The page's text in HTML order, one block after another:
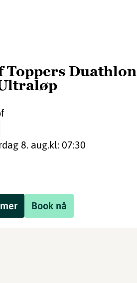
Toppers Duathlon
8. aug.kl: 07:30
Book nå